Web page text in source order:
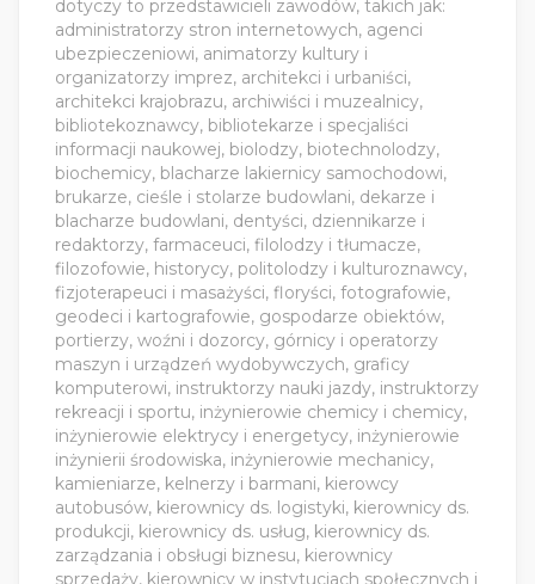
dotyczy to przedstawicieli zawodów, takich jak:
administratorzy stron internetowych, agenci
ubezpieczeniowi, animatorzy kultury i
organizatorzy imprez, architekci i urbaniści,
architekci krajobrazu, archiwiści i muzealnicy,
bibliotekoznawcy, bibliotekarze i specjaliści
informacji naukowej, biolodzy, biotechnolodzy,
biochemicy, blacharze lakiernicy samochodowi,
brukarze, cieśle i stolarze budowlani, dekarze i
blacharze budowlani, dentyści, dziennikarze i
redaktorzy, farmaceuci, filolodzy i tłumacze,
filozofowie, historycy, politolodzy i kulturoznawcy,
fizjoterapeuci i masażyści, floryści, fotografowie,
geodeci i kartografowie, gospodarze obiektów,
portierzy, woźni i dozorcy, górnicy i operatorzy
maszyn i urządzeń wydobywczych, graficy
komputerowi, instruktorzy nauki jazdy, instruktorzy
rekreacji i sportu, inżynierowie chemicy i chemicy,
inżynierowie elektrycy i energetycy, inżynierowie
inżynierii środowiska, inżynierowie mechanicy,
kamieniarze, kelnerzy i barmani, kierowcy
autobusów, kierownicy ds. logistyki, kierownicy ds.
produkcji, kierownicy ds. usług, kierownicy ds.
zarządzania i obsługi biznesu, kierownicy
sprzedaży, kierownicy w instytucjach społecznych i